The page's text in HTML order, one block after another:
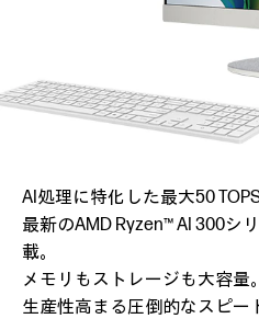
AI処理に特化した最大50
最新のAMD Ryzen™ AI 300シ
載。
メモリもストレージも大容量。
生産性高まる圧倒的なスピー